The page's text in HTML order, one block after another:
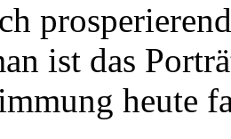
ist das
heute